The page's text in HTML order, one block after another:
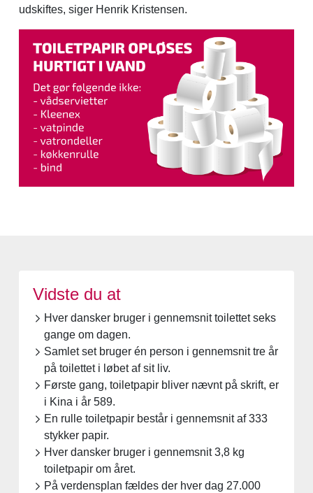
udskiftes, siger Henrik Kristensen.
Vidste du at
Hver dansker bruger i gennemsnit toilettet seks
gange om dagen.
Samlet set bruger én person i gennemsnit tre år
på toilettet i løbet af sit liv.
Første gang, toiletpapir bliver nævnt på skrift, er
i Kina i år 589.
En rulle toiletpapir består i gennemsnit af 333
stykker papir.
Hver dansker bruger i gennemsnit 3,8 kg
toiletpapir om året.
På verdensplan fældes der hver dag 27.000